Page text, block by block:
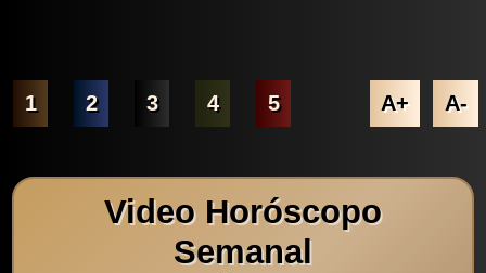
1 2 3 4 5 A+ A-
Video Horóscopo
Semanal